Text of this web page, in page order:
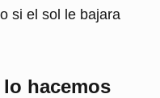
si el sol le bajara
hacemos